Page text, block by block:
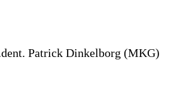
Patrick Dinkelborg (MKG)